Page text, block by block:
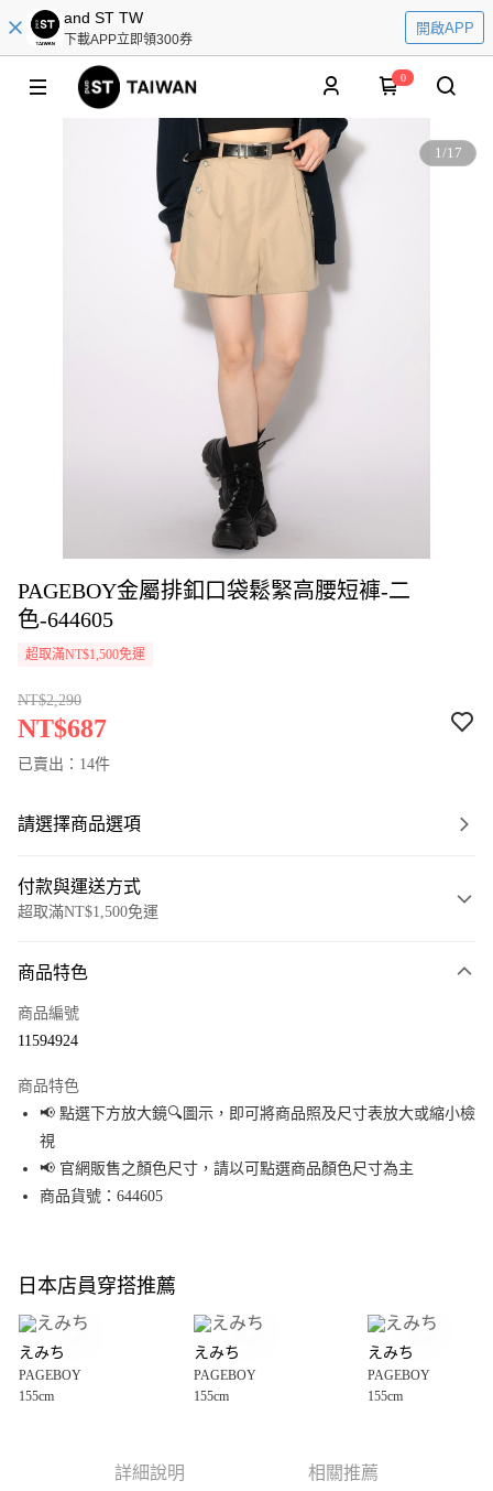
and ST TW
下載APP立即領300券
開啟APP
0
1/17
PAGEBOY金屬排釦口袋鬆緊高腰短褲-二
色-644605
超取滿NT$1,500免運
NT$2,290
NT$687
已賣出：14件
請選擇商品選項
付款與運送方式
超取滿NT$1,500免運
信用卡一次付款
Apple Pay
街口支付
悠遊付
全盈+PAY
大哥付你分期
【大哥付你分期使用說明】
1.本服務由台灣大哥大提供，台灣大哥大用戶可立即使用無須另外申請。
2.付款方式選擇「大哥付你分期」，訂單成立後會自動跳轉到大哥付的交易
3.實際核准額度、可分期數及費用金額請依後續交易確認頁面所載為準。
4.訂單成立30分鐘內，如未前往確認交易或遇審核未通過，訂單將自動取
AFTEE先享後付
商品特色
商品編號
11594924
商品特色
📢 點選下方放大鏡🔍圖示，即可將商品照及尺寸表放大或縮小檢
視
📢 官網販售之顏色尺寸，請以可點選商品顏色尺寸為主
商品貨號：644605
日本店員穿搭推薦
えみち
PAGEBOY
155cm
えみち
PAGEBOY
155cm
えみち
PAGEBOY
155cm
詳細說明 相關推薦